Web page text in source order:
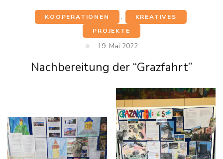
KOOPERATIONEN , KREATIVES
,
PROJEKTE
19. Mai 2022
Nachbereitung der “Grazfahrt”